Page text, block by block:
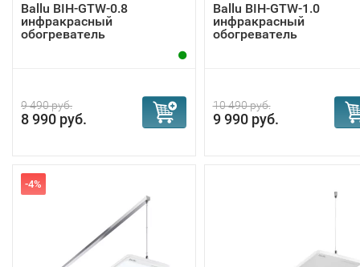
Ballu BIH-GTW-0.8
инфракрасный
обогреватель
9 490 руб.
8 990 руб.
Ballu BIH-GTW-1.0
инфракрасный
обогреватель
10 490 руб.
9 990 руб.
-4%